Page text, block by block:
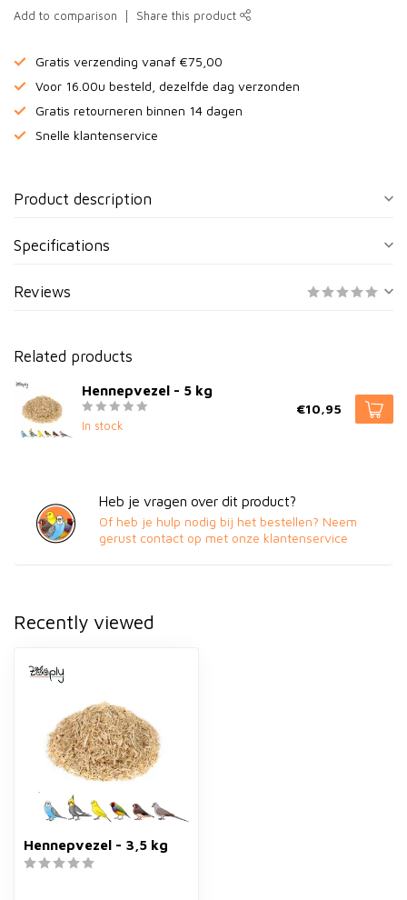
Add to comparison Share this product
Gratis verzending vanaf €75,00
Voor 16.00u besteld, dezelfde dag verzonden
Gratis retourneren binnen 14 dagen
Snelle klantenservice
Product description
Specifications
Reviews
Related products
Hennepvezel - 5 kg
In stock
€10,95
Heb je vragen over dit product?
Of heb je hulp nodig bij het bestellen? Neem
gerust contact op met onze klantenservice
Recently viewed
Hennepvezel - 3,5 kg